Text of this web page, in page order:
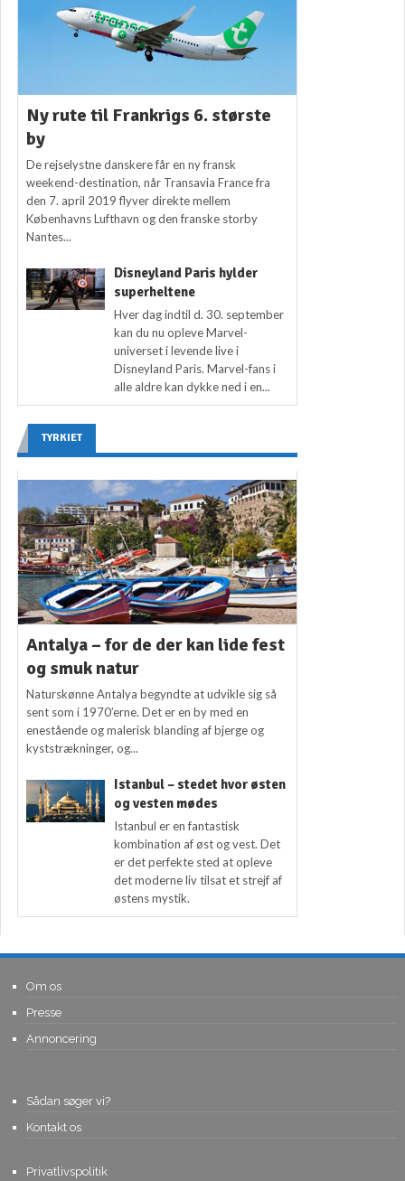
Ny rute til Frankrigs 6. største
by
De rejselystne danskere får en ny fransk
weekend-destination, når Transavia France fra
den 7. april 2019 flyver direkte mellem
Københavns Lufthavn og den franske storby
Nantes...
Disneyland Paris hylder
superheltene
Hver dag indtil d. 30. september
kan du nu opleve Marvel-
universet i levende live i
Disneyland Paris. Marvel-fans i
alle aldre kan dykke ned i en...
TYRKIET
Antalya – for de der kan lide fest
og smuk natur
Naturskønne Antalya begyndte at udvikle sig så
sent som i 1970’erne. Det er en by med en
enestående og malerisk blanding af bjerge og
kyststrækninger, og...
Istanbul – stedet hvor østen
og vesten mødes
Istanbul er en fantastisk
kombination af øst og vest. Det
er det perfekte sted at opleve
det moderne liv tilsat et strejf af
østens mystik.
Om os
Presse
Annoncering
Sådan søger vi?
Kontakt os
Privatlivspolitik